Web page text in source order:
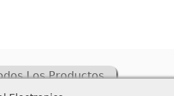
Los Productos